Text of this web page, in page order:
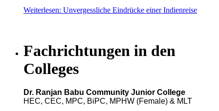
Weiterlesen: Unvergessliche Eindrücke einer Indienreise
Fachrichtungen in den
Colleges
Dr. Ranjan Babu Community Junior College
HEC, CEC, MPC, BiPC, MPHW (Female) & MLT